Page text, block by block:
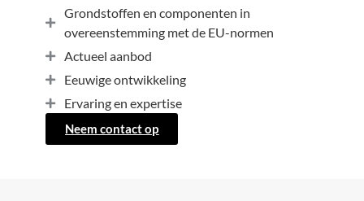
Grondstoffen en componenten in
overeenstemming met de EU-normen
Actueel aanbod
Eeuwige ontwikkeling
Ervaring en expertise
Neem contact op